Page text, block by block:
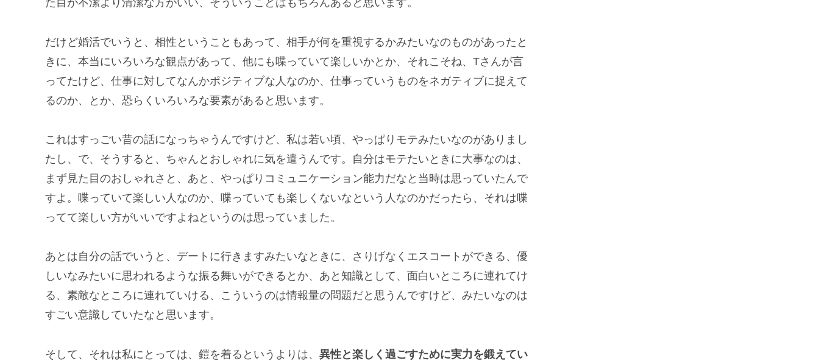
た目が不潔より清潔な方がいい、そういうことはもちろんあると思います。
だけど婚活でいうと、相性ということもあって、相手が何を重視するかみたいなのものがあったと
きに、本当にいろいろな観点があって、他にも喋っていて楽しいかとか、それこそね、Tさんが言
ってたけど、仕事に対してなんかポジティブな人なのか、仕事っていうものをネガティブに捉えて
るのか、とか、恐らくいろいろな要素があると思います。
これはすっごい昔の話になっちゃうんですけど、私は若い頃、やっぱりモテみたいなのがありまし
たし、で、そうすると、ちゃんとおしゃれに気を遣うんです。自分はモテたいときに大事なのは、
まず見た目のおしゃれさと、あと、やっぱりコミュニケーション能力だなと当時は思っていたんで
すよ。喋っていて楽しい人なのか、喋っていても楽しくないなという人なのかだったら、それは喋
ってて楽しい方がいいですよねというのは思っていました。
あとは自分の話でいうと、デートに行きますみたいなときに、さりげなくエスコートができる、優
しいなみたいに思われるような振る舞いができるとか、あと知識として、面白いところに連れてけ
る、素敵なところに連れていける、こういうのは情報量の問題だと思うんですけど、みたいなのは
すごい意識していたなと思います。
そして、それは私にとっては、鎧を着るというよりは、 異性と楽しく過ごすために実力を鍛えてい